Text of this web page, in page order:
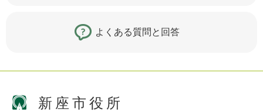
よくある質問と回答
新座市役所